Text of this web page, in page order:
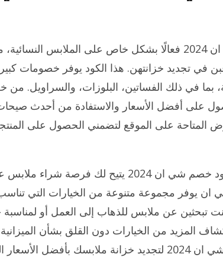
يعتبر كود خصم شي ان 2024 فعالًا بشكل خاص على الملابس
في تجديد خزانتهن. هذا الكود يوفر خصومات
بما في ذلك الفساتين، البلوزات، والسراويل. من
على أفضل الأسعار والاستفادة من أحدث
المتاحة على الموقع لتضمني الحصول على
بالإضافة إلى ذلك، كود خصم شي ان 2024 يتيح لك
ان يوفر مجموعة متنوعة من الخيارات التي
تبحثين عن ملابس للذهاب إلى العمل أو
المزيد من الخيارات دون القلق بشأن
الأسعار المتاحة.